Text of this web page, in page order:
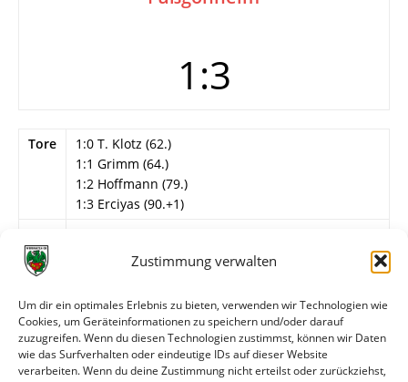
Zustimmung verwalten
Um dir ein optimales Erlebnis zu bieten, verwenden wir Technologien wie
Cookies, um Geräteinformationen zu speichern und/oder darauf
zuzugreifen. Wenn du diesen Technologien zustimmst, können wir Daten
wie das Surfverhalten oder eindeutige IDs auf dieser Website
verarbeiten. Wenn du deine Zustimmung nicht erteilst oder zurückziehst,
1:3
Tore
1:0 T. Klotz (62.)
1:1 Grimm (64.)
1:2 Hoffmann (79.)
1:3 Erciyas (90.+1)
Wormatia Worms 1b
Beck, T. Klotz, Strippel, Feller, Schneider (83.
Alexis), Montgomery (46. Lauricella),
Scheuermann.